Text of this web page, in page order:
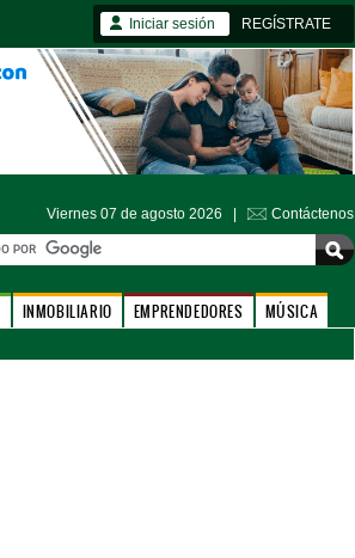
Iniciar sesión REGÍSTRATE
Viernes 07 de agosto 2026 | Contáctenos
INMOBILIARIO EMPRENDEDORES MÚSICA